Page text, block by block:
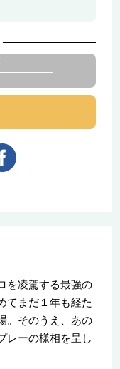
を凌駕する最強の
てまだ１年も経た
。そのうえ、あの
レーの様相を呈し